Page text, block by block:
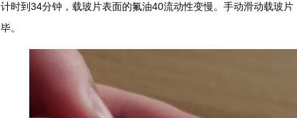
计时到34分钟，载玻片表面的氟油40流动性变慢。手动滑动载玻
毕。